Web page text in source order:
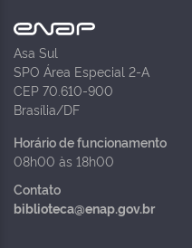
Asa Sul
SPO Área Especial 2-A
CEP 70.610-900
Brasília/DF
Horário de funcionamento
08h00 às 18h00
Contato
biblioteca@enap.gov.br